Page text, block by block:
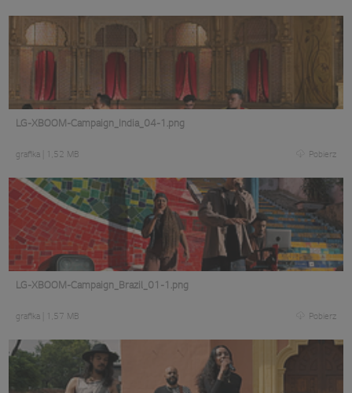
LG-XBOOM-Campaign_India_04-1.png
grafika 1,52 MB Pobierz
LG-XBOOM-Campaign_Brazil_01-1.png
grafika 1,57 MB Pobierz